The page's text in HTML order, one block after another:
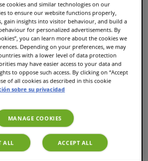
cookies and similar technologies on our
to ensure our website functions properly,
gain insights into visitor behaviour, and build a
for personalized advertisements. By
you can learn more about the cookies we
Depending on your preferences, we may
with a lower level of data protection
may have easier access to your data and
to oppose such access. By clicking on “Accept
of all cookies as described in this cookie
sobre su privacidad
MANAGE COOKIES
ALL ACCEPT ALL